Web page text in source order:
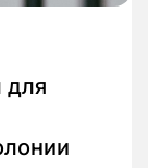
для